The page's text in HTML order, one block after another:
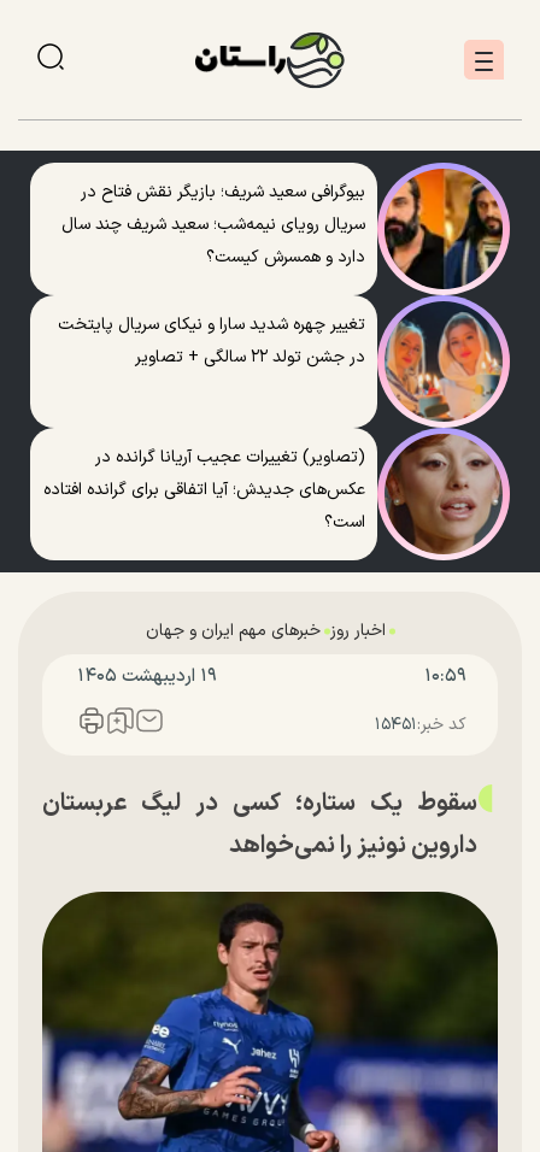
بیوگرافی سعید شریف؛ بازیگر نقش فتاح در
سریال رویای نیمه‌شب؛ سعید شریف چند سال
دارد و همسرش کیست؟
تغییر چهره شدید سارا و نیکای سریال پایتخت
در جشن تولد ۲۲ سالگی + تصاویر
(تصاویر) تغییرات عجیب آریانا گرانده در
عکس‌های جدیدش؛ آیا اتفاقی برای گرانده افتاده
است؟
اخبار روز خبرهای مهم ایران و جهان
۱۰:۵۹ ۱۹ ارديبهشت ۱۴۰۵
کد خبر:۱۵۴۵۱
سقوط یک ستاره؛ کسی در لیگ عربستان
داروین نونیز را نمی‌خواهد